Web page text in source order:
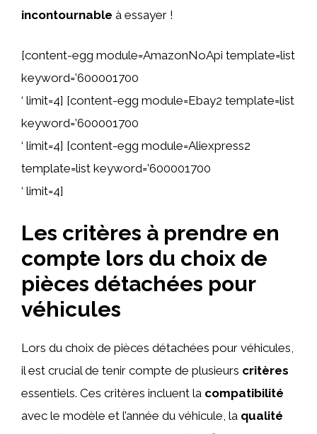
incontournable à essayer !
[content-egg module=AmazonNoApi template=list
keyword=’600001700
‘ limit=4] [content-egg module=Ebay2 template=list
keyword=’600001700
‘ limit=4] [content-egg module=Aliexpress2
template=list keyword=’600001700
‘ limit=4]
Les critères à prendre en
compte lors du choix de
pièces détachées pour
véhicules
Lors du choix de pièces détachées pour véhicules,
il est crucial de tenir compte de plusieurs critères
essentiels. Ces critères incluent la compatibilité
avec le modèle et l’année du véhicule, la qualité